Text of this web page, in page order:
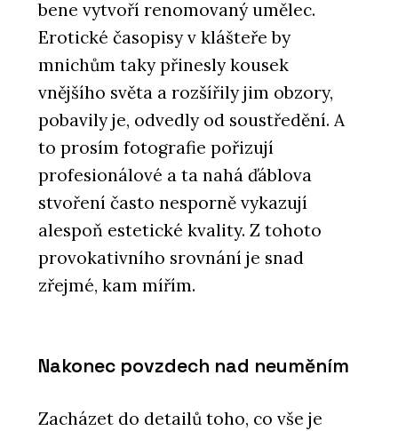
bene vytvoří renomovaný umělec.
Erotické časopisy v klášteře by
mnichům taky přinesly kousek
vnějšího světa a rozšířily jim obzory,
pobavily je, odvedly od soustředění. A
to prosím fotografie pořizují
profesionálové a ta nahá ďáblova
stvoření často nesporně vykazují
alespoň estetické kvality. Z tohoto
provokativního srovnání je snad
zřejmé, kam mířím.
Nakonec povzdech nad neuměním
Zacházet do detailů toho, co vše je